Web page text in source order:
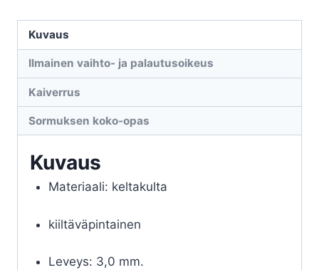
Kuvaus
Ilmainen vaihto- ja palautusoikeus
Kaiverrus
Sormuksen koko-opas
Kuvaus
Materiaali: keltakulta
kiiltäväpintainen
Leveys: 3,0 mm.